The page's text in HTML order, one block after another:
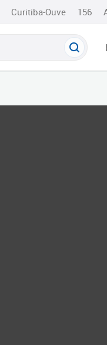
Curitiba-Ouve 156